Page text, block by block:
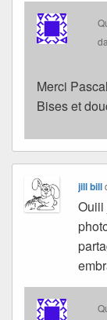
Merci
Bises et
jill bill
Ouiii